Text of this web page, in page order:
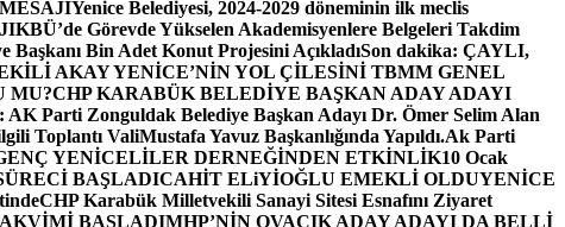
Yenice Belediyesi, 2024-2029 döneminin ilk meclis
KBÜ’de Görevde Yükselen Akademisyenlere Belgeleri Takdim
Başkanı Bin Adet Konut Projesini AçıkladıSon dakika: ÇAYLI,
AKAY YENİCE’NİN YOL ÇİLESİNİ TBMM GENEL
MU?CHP KARABÜK BELEDİYE BAŞKAN ADAY ADAYI
Parti Zonguldak Belediye Başkan Adayı Dr. Ömer Selim Alan
Toplantı ValiMustafa Yavuz Başkanlığında Yapıldı.Ak Parti
YENİCELİLER DERNEĞİNDEN ETKİNLİK10 Ocak
BAŞLADICAHİT ELiYİOĞLU EMEKLİ OLDUYENİCE
CHP Karabük Milletvekili Sanayi Sitesi Esnafını Ziyaret
BAŞLADIMHP’NİN OVACIK ADAY ADAYI DA BELLİ